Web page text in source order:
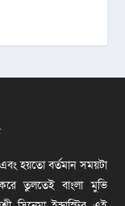
এবং হয়তো বর্তমান সময়টা
তুলতেই বাংলা মুভি